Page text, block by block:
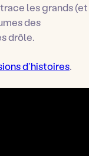
les grands (et
des
drôle.
d’histoires.